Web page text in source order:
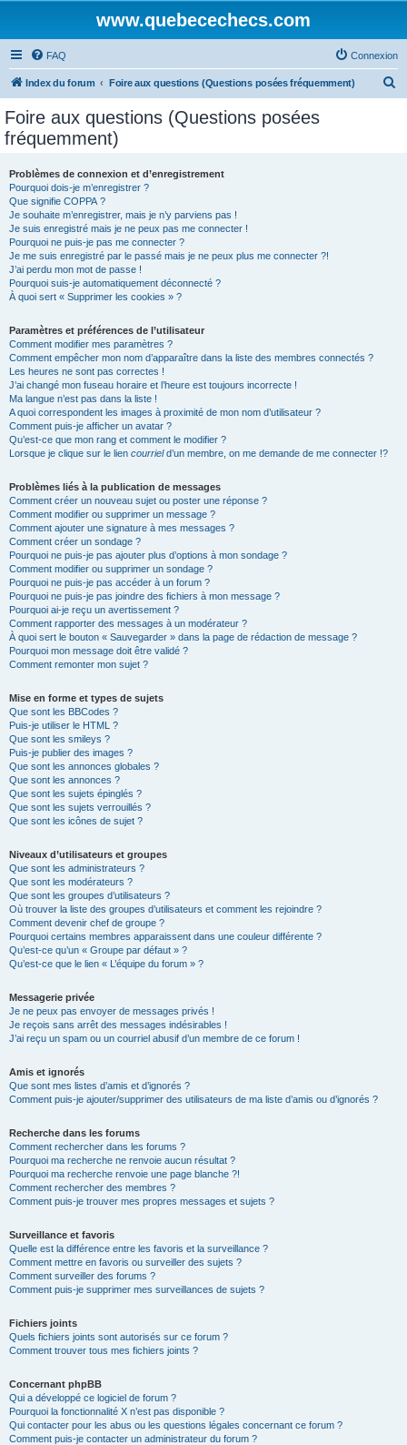
www.quebecechecs.com
FAQ Connexion
Index du forum Foire aux questions (Questions posées fréquemment)
Foire aux questions (Questions posées
fréquemment)
Problèmes de connexion et d’enregistrement
Pourquoi dois-je m’enregistrer ?
Que signifie COPPA ?
Je souhaite m’enregistrer, mais je n’y parviens pas !
Je suis enregistré mais je ne peux pas me connecter !
Pourquoi ne puis-je pas me connecter ?
Je me suis enregistré par le passé mais je ne peux plus me connecter ?!
J’ai perdu mon mot de passe !
Pourquoi suis-je automatiquement déconnecté ?
À quoi sert « Supprimer les cookies » ?
Paramètres et préférences de l’utilisateur
Comment modifier mes paramètres ?
Comment empêcher mon nom d’apparaître dans la liste des membres connectés ?
Les heures ne sont pas correctes !
J’ai changé mon fuseau horaire et l’heure est toujours incorrecte !
Ma langue n’est pas dans la liste !
A quoi correspondent les images à proximité de mon nom d’utilisateur ?
Comment puis-je afficher un avatar ?
Qu’est-ce que mon rang et comment le modifier ?
Lorsque je clique sur le lien courrield’un membre, on me demande de me connecter !?
Problèmes liés à la publication de messages
Comment créer un nouveau sujet ou poster une réponse ?
Comment modifier ou supprimer un message ?
Comment ajouter une signature à mes messages ?
Comment créer un sondage ?
Pourquoi ne puis-je pas ajouter plus d’options à mon sondage ?
Comment modifier ou supprimer un sondage ?
Pourquoi ne puis-je pas accéder à un forum ?
Pourquoi ne puis-je pas joindre des fichiers à mon message ?
Pourquoi ai-je reçu un avertissement ?
Comment rapporter des messages à un modérateur ?
À quoi sert le bouton « Sauvegarder » dans la page de rédaction de message ?
Pourquoi mon message doit être validé ?
Comment remonter mon sujet ?
Mise en forme et types de sujets
Que sont les BBCodes ?
Puis-je utiliser le HTML ?
Que sont les smileys ?
Puis-je publier des images ?
Que sont les annonces globales ?
Que sont les annonces ?
Que sont les sujets épinglés ?
Que sont les sujets verrouillés ?
Que sont les icônes de sujet ?
Niveaux d’utilisateurs et groupes
Que sont les administrateurs ?
Que sont les modérateurs ?
Que sont les groupes d’utilisateurs ?
Où trouver la liste des groupes d’utilisateurs et comment les rejoindre ?
Comment devenir chef de groupe ?
Pourquoi certains membres apparaissent dans une couleur différente ?
Qu’est-ce qu’un « Groupe par défaut » ?
Qu’est-ce que le lien « L’équipe du forum » ?
Messagerie privée
Je ne peux pas envoyer de messages privés !
Je reçois sans arrêt des messages indésirables !
J’ai reçu un spam ou un courriel abusif d’un membre de ce forum !
Amis et ignorés
Que sont mes listes d’amis et d’ignorés ?
Comment puis-je ajouter/supprimer des utilisateurs de ma liste d’amis ou d’ignorés ?
Recherche dans les forums
Comment rechercher dans les forums ?
Pourquoi ma recherche ne renvoie aucun résultat ?
Pourquoi ma recherche renvoie une page blanche ?!
Comment rechercher des membres ?
Comment puis-je trouver mes propres messages et sujets ?
Surveillance et favoris
Quelle est la différence entre les favoris et la surveillance ?
Comment mettre en favoris ou surveiller des sujets ?
Comment surveiller des forums ?
Comment puis-je supprimer mes surveillances de sujets ?
Fichiers joints
Quels fichiers joints sont autorisés sur ce forum ?
Comment trouver tous mes fichiers joints ?
Concernant phpBB
Qui a développé ce logiciel de forum ?
Pourquoi la fonctionnalité X n’est pas disponible ?
Qui contacter pour les abus ou les questions légales concernant ce forum ?
Comment puis-je contacter un administrateur du forum ?